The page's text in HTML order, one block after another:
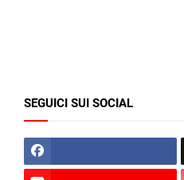
SEGUICI SUI SOCIAL